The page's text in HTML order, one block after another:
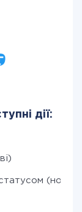
дії:
(нові)